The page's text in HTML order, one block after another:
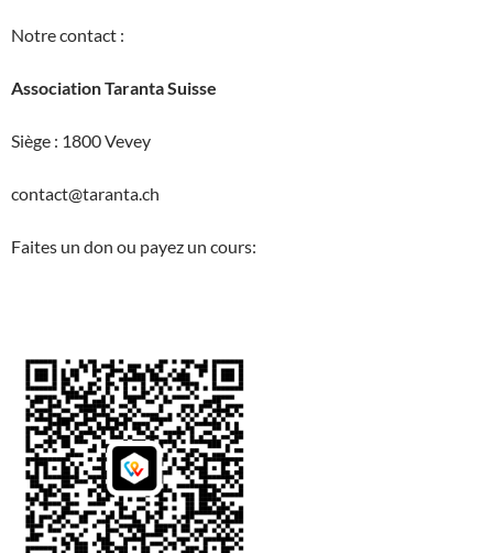
Notre contact :
Association Taranta Suisse
Siège : 1800 Vevey
contact@taranta.ch
Faites un don ou payez un cours: